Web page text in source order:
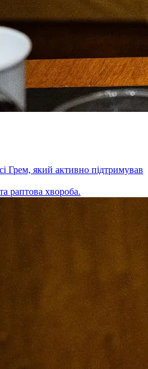
який активно підтримував
раптова хвороба.